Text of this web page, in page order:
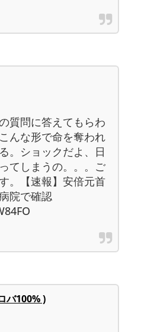
質問に答えてもらわ
んな形で命を奪われ
。ショックだよ、日
てしまうの。。。ご
。【速報】安倍元首
院で確認
100% )